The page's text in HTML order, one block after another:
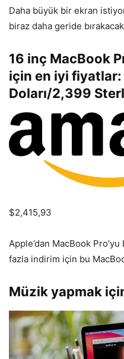
Daha büyük bir ekran
biraz daha geride
16 inç MacBook
için en iyi
Doları/2,399
$2,415,93
Apple’dan MacBook Pro’yu
fazla indirim için bu
Müzik yapmak